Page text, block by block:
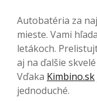
Autobatéria za
mieste. Vami
letákoch.
aj na ďalšie
Vďaka Kimbino.sk
jednoduché.